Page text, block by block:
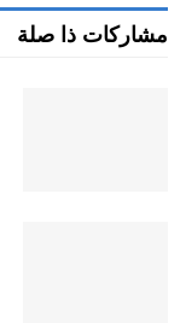
مشاركات ذا صلة